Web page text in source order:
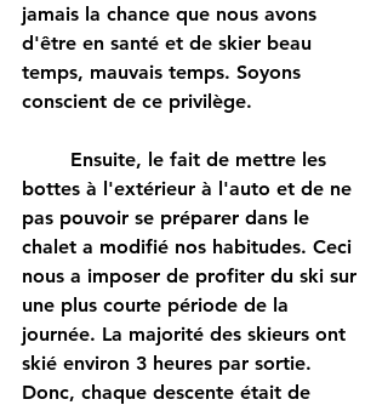
jamais la chance que nous avons
d'être en santé et de skier beau
temps, mauvais temps. Soyons
conscient de ce privilège.
bottes à l'extérieur à l'auto et de ne
pas pouvoir se préparer dans le
chalet a modifié nos habitudes. Ceci
nous a imposer de profiter du ski sur
une plus courte période de la
journée. La majorité des skieurs ont
skié environ 3 heures par sortie.
Donc, chaque descente était de